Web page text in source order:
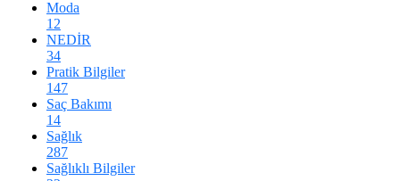
Moda
12
NEDİR
34
Pratik Bilgiler
147
Saç Bakımı
14
Sağlık
287
Sağlıklı Bilgiler